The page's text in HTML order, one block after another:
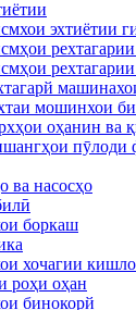
эхтиётии
мошинхои
оҳанин ва
пӯлоди
ва насосҳо
боркаш
хочагии
роҳи оҳан
бинокорй